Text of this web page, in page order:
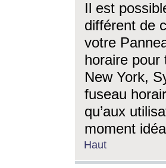
Il est
différent de
votre
horaire pour
New York,
fuseau
qu’aux
moment
Haut